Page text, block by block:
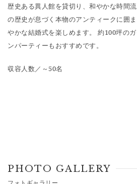
歴史ある異人館を貸切り、和やかな時間
の歴史が息づく本物のアンティークに囲
やかな結婚式を楽しめます。 約100坪の
ンパーティーもおすすめです。
収容人数／～50名
PHOTO GALLERY